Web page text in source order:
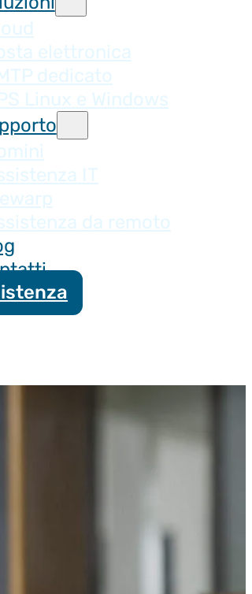
elettronica
dedicato
Linux e Windows
IT
da remoto